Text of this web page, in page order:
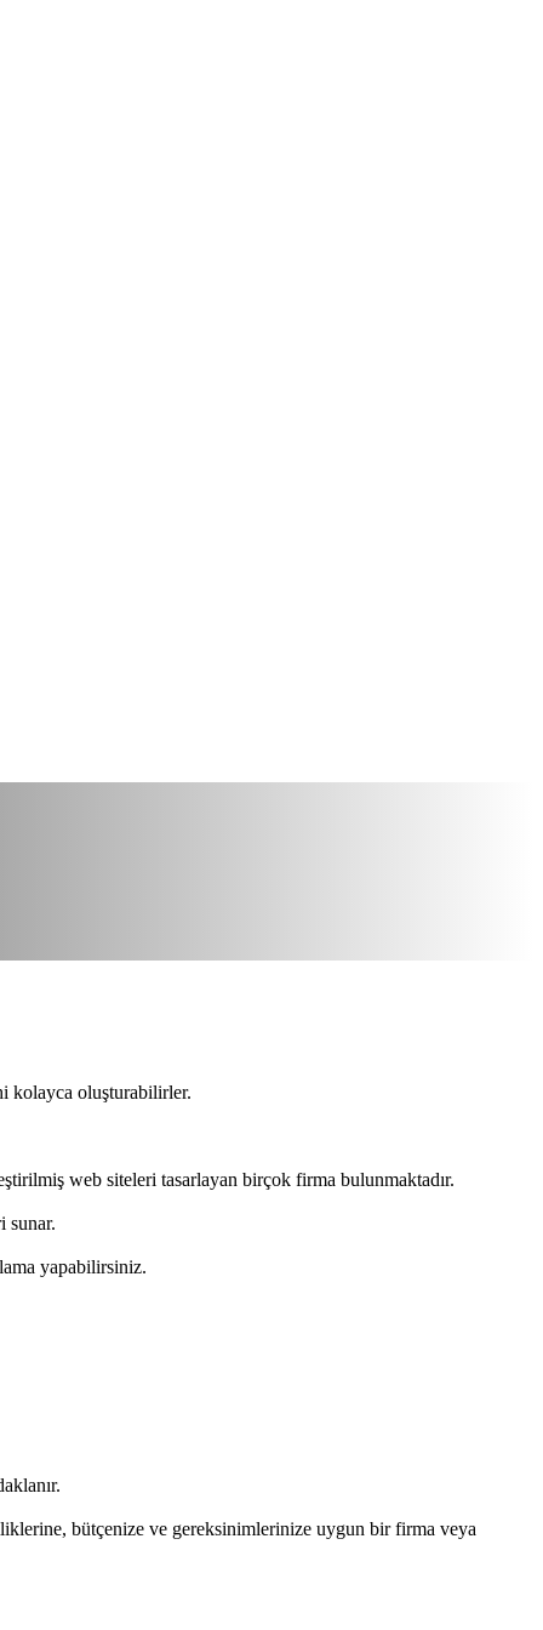
kolayca oluşturabilirler.
web siteleri tasarlayan birçok firma bulunmaktadır.
sunar.
yapabilirsiniz.
bütçenize ve gereksinimlerinize uygun bir firma veya